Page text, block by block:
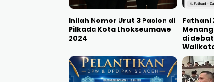
Inilah Nomor Urut 3 Paslon di
Pilkada Kota Lhokseumawe
2024
Fathani
di